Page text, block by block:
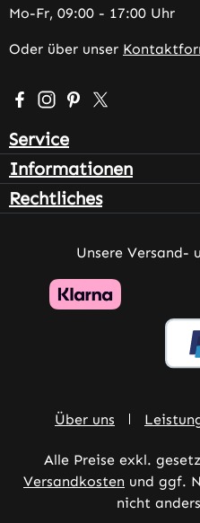
Mo-Fr, 09:00 - 17:00 Uhr
Oder über unser
Besuche uns auf
Schau auf Instagram
Lass dich auf
Folge uns auf
Service
Informationen
Rechtliches
Unsere Versand-
Über uns
Alle Preise exkl.
Versandkosten und ggf.
nicht